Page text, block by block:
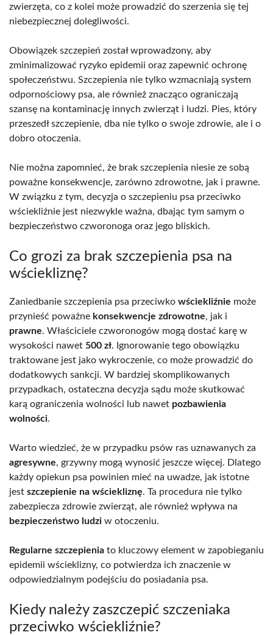
zwierzęta, co z kolei może prowadzić do szerzenia się tej
niebezpiecznej dolegliwości.
Obowiązek szczepień został wprowadzony, aby
zminimalizować ryzyko epidemii oraz zapewnić ochronę
społeczeństwu. Szczepienia nie tylko wzmacniają system
odpornościowy psa, ale również znacząco ograniczają
szansę na kontaminację innych zwierząt i ludzi. Pies, który
przeszedł szczepienie, dba nie tylko o swoje zdrowie, ale i o
dobro otoczenia.
Nie można zapomnieć, że brak szczepienia niesie ze sobą
poważne konsekwencje, zarówno zdrowotne, jak i prawne.
W związku z tym, decyzja o szczepieniu psa przeciwko
wściekliźnie jest niezwykle ważna, dbając tym samym o
bezpieczeństwo czworonoga oraz jego bliskich.
Co grozi za brak szczepienia psa na
wściekliznę?
Zaniedbanie szczepienia psa przeciwko wściekliźnie może
przynieść poważne konsekwencje zdrowotne, jak i
prawne. Właściciele czworonogów mogą dostać karę w
wysokości nawet 500 zł. Ignorowanie tego obowiązku
traktowane jest jako wykroczenie, co może prowadzić do
dodatkowych sankcji. W bardziej skomplikowanych
przypadkach, ostateczna decyzja sądu może skutkować
karą ograniczenia wolności lub nawet pozbawienia
wolności.
Warto wiedzieć, że w przypadku psów ras uznawanych za
agresywne, grzywny mogą wynosić jeszcze więcej. Dlatego
każdy opiekun psa powinien mieć na uwadze, jak istotne
jest szczepienie na wściekliznę. Ta procedura nie tylko
zabezpiecza zdrowie zwierząt, ale również wpływa na
bezpieczeństwo ludzi w otoczeniu.
Regularne szczepienia to kluczowy element w zapobieganiu
epidemii wścieklizny, co potwierdza ich znaczenie w
odpowiedzialnym podejściu do posiadania psa.
Kiedy należy zaszczepić szczeniaka
przeciwko wściekliźnie?